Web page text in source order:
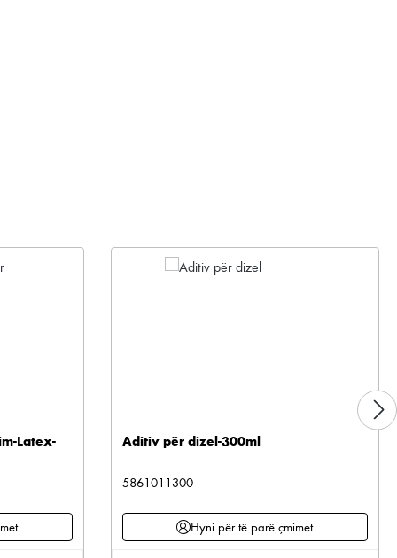
Latex- Aditiv për dizel-300ml
5861011300
Hyni për të parë çmimet